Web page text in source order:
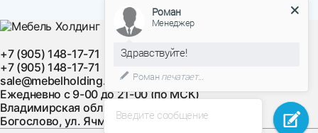
+7 (905) 148-17-71
+7 (905) 148-17-71
sale@mebelholding.ru
Ежедневно с 9-00 до 21-00 (по МСК)
Владимирская область, Суздальский район, с.
Богослово, ул. Ячменная, д. 10
Введите сообщение
Роман
Менеджер
Здравствуйте!
Романпечатает...